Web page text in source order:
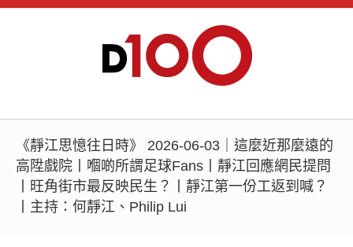
《靜江思憶往日時》 2026-06-03｜這麼近那麼遠的
高陞戲院丨嗰啲所謂足球Fans丨靜江回應網民提問
丨旺角街市最反映民生？丨靜江第一份工返到喊？
丨主持：何靜江、Philip Lui